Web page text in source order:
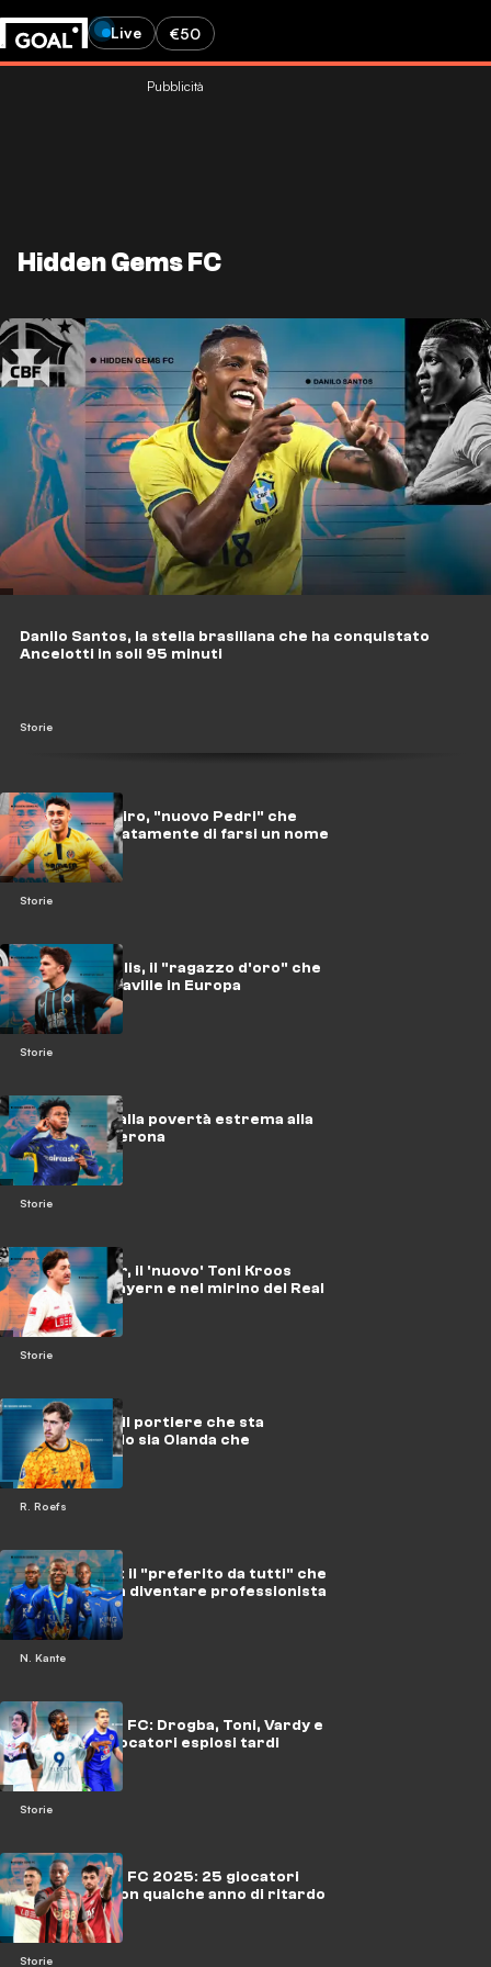
Live €50
Pubblicità
Hidden Gems FC
Storie
Danilo Santos, la stella brasiliana che ha conquistato
Ancelotti in soli 95 minuti
Storie
Alberto Moleiro, "nuovo Pedri" che
cerca disperatamente di farsi un nome
Storie
Christos Tzolis, il "ragazzo d'oro" che
sta facendo faville in Europa
Storie
Gift Orban, dalla povertà estrema alla
Serie A col Verona
Storie
Angelo Stiller, il 'nuovo' Toni Kroos
sfuggito al Bayern e nel mirino del Real
Madrid
R. Roefs
Robin Roefs, il portiere che sta
sorprendendo sia Olanda che
Inghilterra
N. Kante
N'Golo Kanté: il "preferito da tutti" che
rischiò di non diventare professionista
Storie
Hidden Gems FC: Drogba, Toni, Vardy e
altri sette giocatori esplosi tardi
Storie
Hidden Gems FC 2025: 25 giocatori
consacrati con qualche anno di ritardo